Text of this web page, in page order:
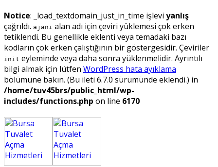
Notice: _load_textdomain_just_in_time işlevi yanlış
çağrıldı. ajani alan adı için çeviri yüklemesi çok erken
tetiklendi. Bu genellikle eklenti veya temadaki bazı
kodların çok erken çalıştığının bir göstergesidir. Çeviriler
init eyleminde veya daha sonra yüklenmelidir. Ayrıntılı
bilgi almak için lütfen WordPress hata ayıklama
bölümüne bakın. (Bu ileti 6.7.0 sürümünde eklendi.) in
/home/tuv45brs/public_html/wp-
includes/functions.php on line 6170